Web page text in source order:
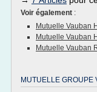
Voir également :
Mutuelle Vauban
Mutuelle Vauban
Mutuelle Vauban
MUTUELLE GROUPE